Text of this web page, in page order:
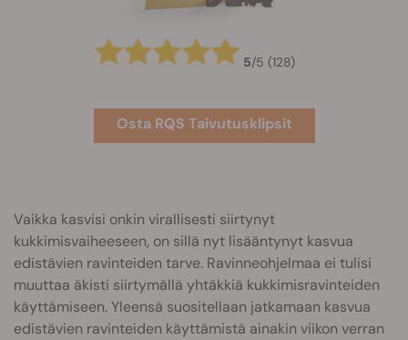
5/5 (128)
Osta RQS Taivutusklipsit
Vaikka kasvisi onkin virallisesti siirtynyt
kukkimisvaiheeseen, on sillä nyt lisääntynyt kasvua
edistävien ravinteiden tarve. Ravinneohjelmaa ei tulisi
muuttaa äkisti siirtymällä yhtäkkiä kukkimisravinteiden
käyttämiseen. Yleensä suositellaan jatkamaan kasvua
edistävien ravinteiden käyttämistä ainakin viikon verran